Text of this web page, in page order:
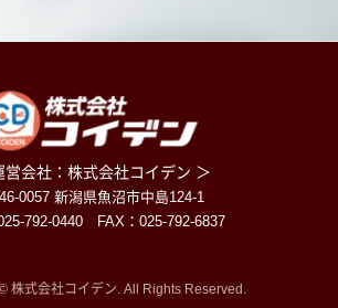
営会社：株式会社コイデン ＞
0057 新潟県魚沼市中島124-1
792-0440 FAX：025-792-6837
株式会社コイデン. All Rights Reserved.